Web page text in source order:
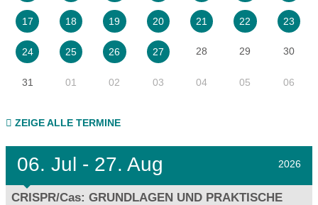
17 18 19 20 21 22 23
24 25 26 27 28 29 30
31 01 02 03 04 05 06
ZEIGE ALLE TERMINE
06. Jul - 27. Aug 2026
CRISPR/Cas: GRUNDLAGEN UND PRAKTISCHE